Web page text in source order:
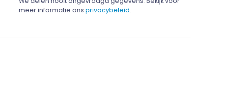
meer informatie ons privacybeleid.